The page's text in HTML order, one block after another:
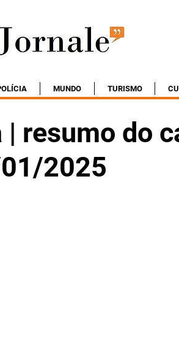
MUNDO TURISMO
| resumo do
2025